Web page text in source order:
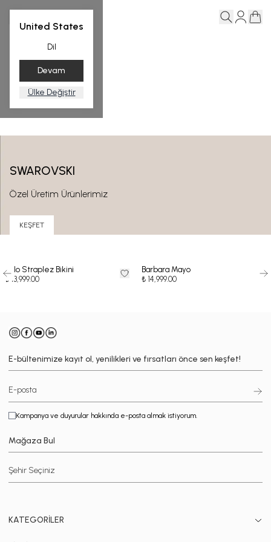
United States
Dil
Devam
Ülke Değiştir
SWAROVSKI
Özel Üretim Ürünlerimiz
KEŞFET
Lido Straplez Bikini
₺ 13,999.00
Barbara Mayo
₺ 14,999.00
E-bültenimize kayıt ol, yenilikleri ve fırsatları önce sen keşfet!
Kampanya ve duyurular hakkında e-posta almak istiyorum.
Mağaza Bul
KATEGORİLER